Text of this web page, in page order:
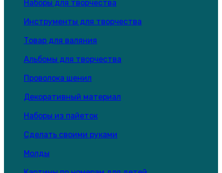
Наборы для творчества
Инструменты для творчества
Товар для валяния
Альбомы для творчества
Проволока шенил
Декоративный материал
Наборы из пайеток
Сделать своими руками
Молды